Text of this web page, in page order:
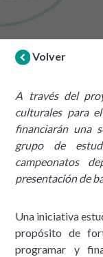
Volver
A través del
culturales para
financiarán una
grupo de
campeonatos
presentación de
Una iniciativa
propósito de
programar y